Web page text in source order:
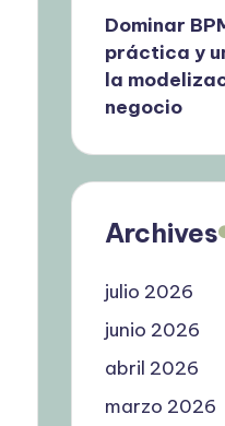
Dominar
práctica y
la
negocio
Archives
julio 2026
junio 2026
abril 2026
marzo 2026